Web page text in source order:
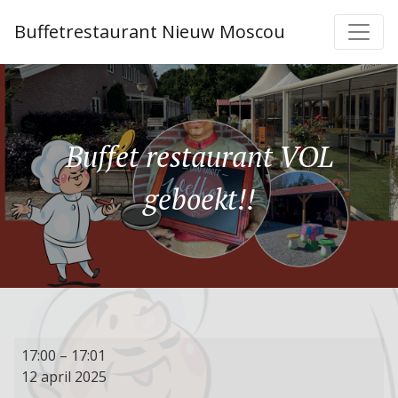
Buffetrestaurant Nieuw Moscou
Buffet restaurant VOL
geboekt!!
Buffet
restaurant
17:00 – 17:01
12 april 2025